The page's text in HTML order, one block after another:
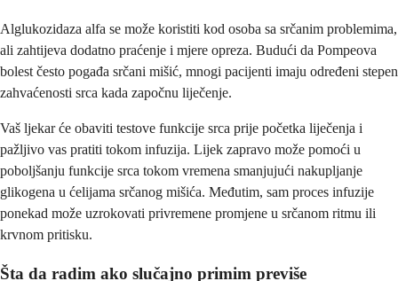
Alglukozidaza alfa se može koristiti kod osoba sa srčanim problemima,
ali zahtijeva dodatno praćenje i mjere opreza. Budući da Pompeova
bolest često pogađa srčani mišić, mnogi pacijenti imaju određeni stepen
zahvaćenosti srca kada započnu liječenje.
Vaš ljekar će obaviti testove funkcije srca prije početka liječenja i
pažljivo vas pratiti tokom infuzija. Lijek zapravo može pomoći u
poboljšanju funkcije srca tokom vremena smanjujući nakupljanje
glikogena u ćelijama srčanog mišića. Međutim, sam proces infuzije
ponekad može uzrokovati privremene promjene u srčanom ritmu ili
krvnom pritisku.
Šta da radim ako slučajno primim previše